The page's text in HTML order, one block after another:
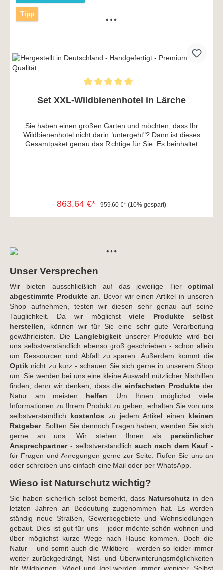
Tipp
Set XXL-Wildbienenhotel in Lärche
Sie haben einen großen Garten und möchten, dass Ihr
Wildbienenhotel nicht darin "untergeht"? Dann ist dieses
Gesamtpaket genau das Richtige für Sie. Es beinhaltet
welches schon fast alle Wildbienenarten, die Niströhren
annehmen, anspricht. Zudem sind in diesem großen
selbstverständlich sauber verarbeitet, sodass Wildbienen
863,64 €* 959,60 €* (10% gespart)
Unser Versprechen
Wir bieten ausschließlich auf das jeweilige Tier optimal
abgestimmte Produktean. Bevor wir einen Artikel in unseren
Shop aufnehmen, testen wir diesen sehr genau auf seine
Tauglichkeit. Da wir möglichstviele Produkte selbst
herstellen , können wir für Sie eine sehr gute Verarbeitung
gewährleisten. Die Langlebigkeitunserer Produkte wird bei
uns selbstverständlich ebenso groß geschrieben - schon allein
um Ressourcen und Abfall zu sparen. Außerdem kommt die
Optik nicht zu kurz - schauen Sie sich gerne in unserem Shop
um. Sie werden bei uns eine kleine Auswahl nützlicher Nisthilfen
finden, denn wir denken, dass dieeinfachsten Produkteder
Natur am meisten helfen . Um Ihnen möglichst viele
Informationen zu Ihrem Produkt zu geben, erhalten Sie von uns
selbstverständlich kostenlos zu jedem Artikel einen kleinen
Ratgeber. Sollten Sie dennoch Fragen haben, wenden Sie sich
gerne an uns. Wir stehen Ihnen als persönlicher
Ansprechpartner- selbstverständlich auch nach dem Kauf -
für Fragen und Anregungen gerne zur Seite. Rufen Sie uns an
oder schreiben uns einfach eine Mail oder per WhatsApp.
Wieso ist Naturschutz wichtig?
Sie haben sicherlich selbst bemerkt, dass Naturschutz in den
letzten Jahren an Bedeutung zugenommen hat. Es werden
ständig neue Straßen, Gewerbegebiete und Wohnsiedlungen
gebaut. Dies ist gut für uns – jeder möchte schön wohnen und
über möglichst kurze Wege nach Hause kommen. Doch die
Natur – und somit auch die Wildtiere - werden so leider immer
weiter zurückgedrängt, Nist- und Überwinterungsmöglichkeiten
für Wildbienen, Vögel und Igel werden immer weniger. Selbst